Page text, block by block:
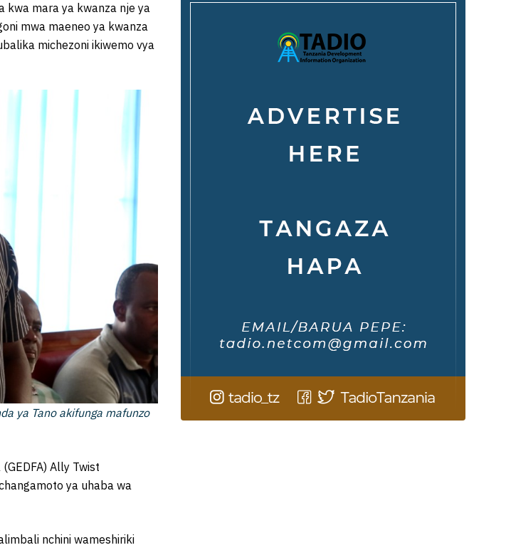
kwa mara ya kwanza nje ya
mwa maeneo ya kwanza
michezoni ikiwemo vya
ya Tano akifunga mafunzo
Ally Twist
ya uhaba wa
nchini wameshiriki